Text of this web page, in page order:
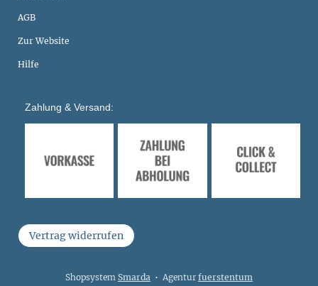
AGB
Zur Website
Hilfe
Zahlung & Versand:
Vertrag widerrufen
Shopsystem Smarda • Agentur fuerstentum